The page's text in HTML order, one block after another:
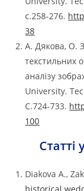
с.258-276.
38
А. Дякова, О.
текстильних
аналізу
University.
С.724-733.
100
Diakova А.,
historical